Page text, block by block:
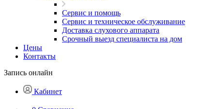
Сервис и помощь
Сервис и техническое обслуживание
Доставка слухового аппарата
Срочный выезд специалиста на дом
Цены
Контакты
Запись онлайн
Кабинет